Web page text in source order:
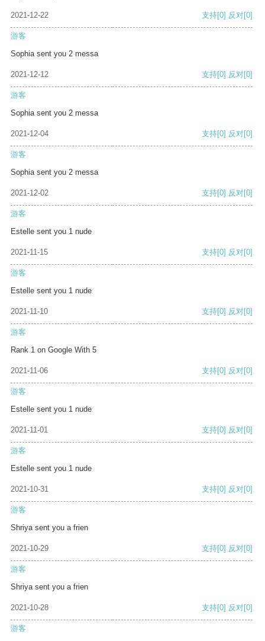
2021-12-22 支持[0] 反对[0]
游客
Sophia sent you 2 messa
2021-12-12 支持[0] 反对[0]
游客
Sophia sent you 2 messa
2021-12-04 支持[0] 反对[0]
游客
Sophia sent you 2 messa
2021-12-02 支持[0] 反对[0]
游客
Estelle sent you 1 nude
2021-11-15 支持[0] 反对[0]
游客
Estelle sent you 1 nude
2021-11-10 支持[0] 反对[0]
游客
Rank 1 on Google With 5
2021-11-06 支持[0] 反对[0]
游客
Estelle sent you 1 nude
2021-11-01 支持[0] 反对[0]
游客
Estelle sent you 1 nude
2021-10-31 支持[0] 反对[0]
游客
Shriya sent you a frien
2021-10-29 支持[0] 反对[0]
游客
Shriya sent you a frien
2021-10-28 支持[0] 反对[0]
游客